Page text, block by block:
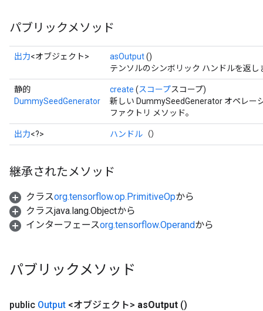
パブリックメソッド
出力<オブジェクト> asOutput()
テンソルのシンボリック ハンドルを返し
静的
DummySeedGenerator
create (スコープスコープ)
新しい DummySeedGenerator オペレー
ファクトリ メソッド。
出力<?> ハンドル （）
継承されたメソッド
クラスorg.tensorflow.op.PrimitiveOpから
クラスjava.lang.Objectから
インターフェースorg.tensorflow.Operandから
パブリックメソッド
public Output <オブジェクト> asOutput ()